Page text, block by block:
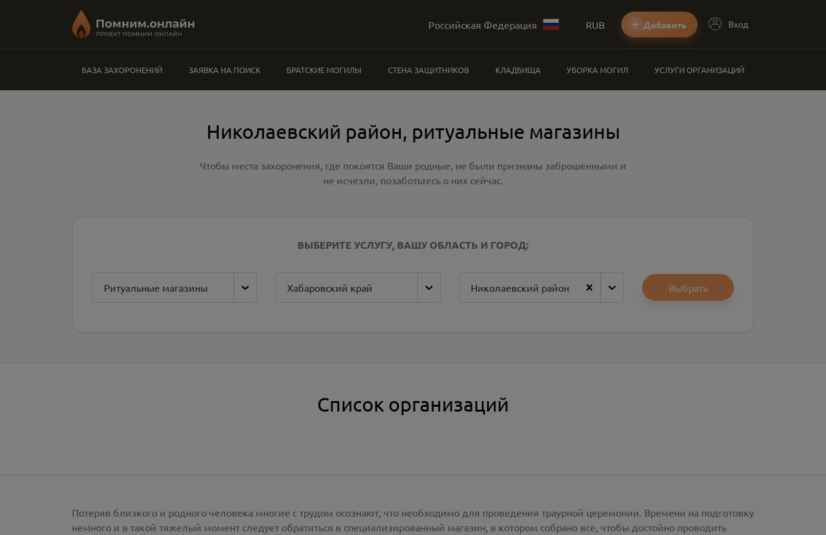
Российская Федерация RUB Добавить Вход
БАЗА ЗАХОРОНЕНИЙ ЗАЯВКА НА ПОИСК БРАТСКИЕ МОГИЛЫ СТЕНА ЗАЩИТНИКОВ КЛАДБИЩА УБОРКА МОГИЛ УСЛУГИ ОРГАНИЗАЦИЙ
Николаевский район, ритуальные магазины
Чтобы места захоронения, где покоятся Ваши родные, не были признаны заброшенными и
не исчезли, позаботьтесь о них сейчас.
ВЫБЕРИТЕ УСЛУГУ, ВАШУ ОБЛАСТЬ И ГОРОД:
Ритуальные магазины Хабаровский край Николаевский район Выбрать
Список организаций
Потеряв близкого и родного человека многие с трудом осознают, что необходимо для проведения траурной церемонии. Времени на подготовку
немного и в такой тяжелый момент следует обратиться в специализированный магазин, в котором собрано все, чтобы достойно проводить